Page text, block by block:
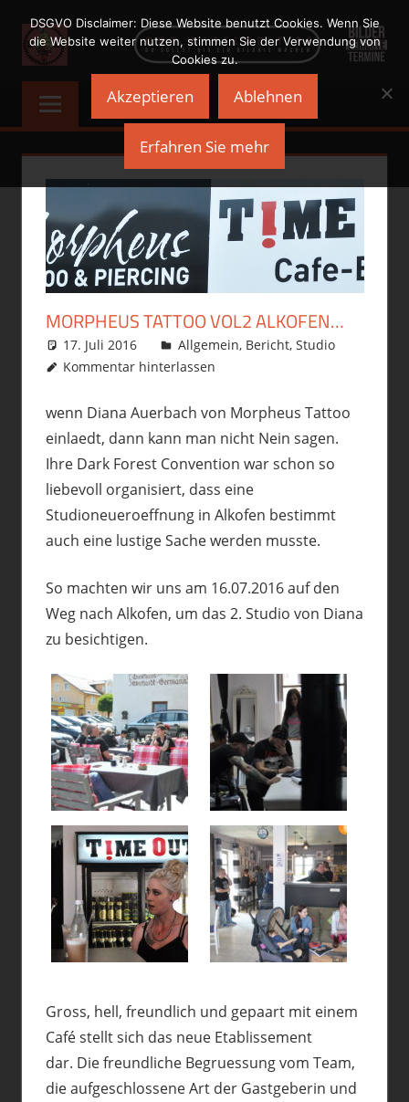
Inhalt
springen
NADELWELT
Du
sollst
ein
MORPHEUS TATTOO VOL2 ALKOFEN…
17. Juli 2016 philofax
Allgemein, Bericht, Studio
Kommentar hinterlassen
wenn Diana Auerbach von Morpheus Tattoo
einlaedt, dann kann man nicht Nein sagen.
Ihre Dark Forest Convention war schon so
liebevoll organisiert, dass eine
Studioneueroeffnung in Alkofen bestimmt
auch eine lustige Sache werden musste.
So machten wir uns am 16.07.2016 auf den
Weg nach Alkofen, um das 2. Studio von Diana
zu besichtigen.
Gross, hell, freundlich und gepaart mit einem
Café stellt sich das neue Etablissement
dar. Die freundliche Begruessung vom Team,
die aufgeschlossene Art der Gastgeberin und
DSGVO Disclaimer: Diese Website benutzt Cookies. Wenn Sie
die Website weiter nutzen, stimmen Sie der Verwendung von
Cookies zu.
Akzeptieren Ablehnen
Erfahren Sie mehr